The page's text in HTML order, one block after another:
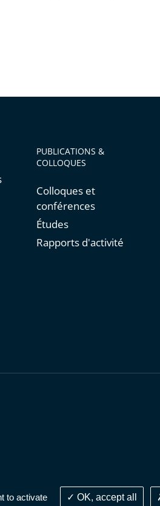
to activate OK, accept all
PUBLICATIONS &
COLLOQUES
Colloques et
conférences
Études
Rapports d'activité
administratives-Accessibilité :